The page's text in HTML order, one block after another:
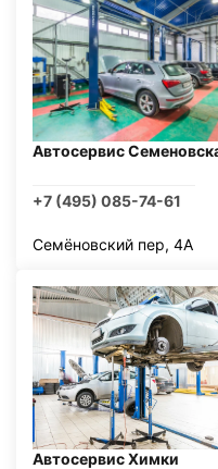
Автосервис
+7 (495) 085-74-61
Семёновский пер, 4А
Автосервис Химки